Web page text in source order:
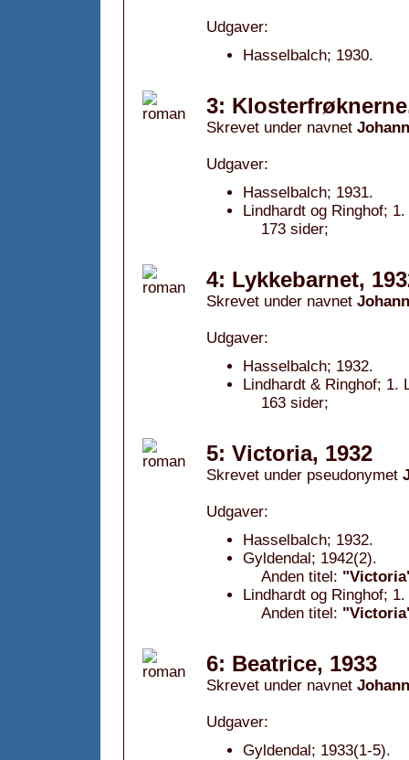
Udgaver:
Hasselbalch; 1930.
3:
Skrevet under navnet
Udgaver:
Hasselbalch; 1931.
Lindhardt og Ringhof;
173 sider;
4: Lykkebarnet,
Skrevet under navnet
Udgaver:
Hasselbalch; 1932.
Lindhardt & Ringhof; 1.
163 sider;
5: Victoria, 1932
Skrevet under pseudonymet
Udgaver:
Hasselbalch; 1932.
Gyldendal; 1942(2).
Anden titel:
Lindhardt og Ringhof;
Anden titel:
6: Beatrice, 1933
Skrevet under navnet
Udgaver:
Gyldendal; 1933(1-5).